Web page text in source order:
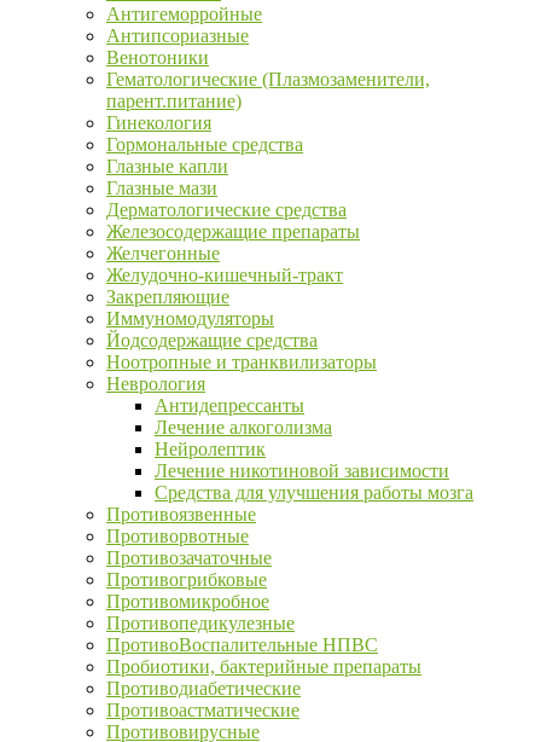
Антигеморройные
Антипсориазные
Венотоники
Гематологические (Плазмозаменители,
парент.питание)
Гинекология
Гормональные средства
Глазные капли
Глазные мази
Дерматологические средства
Железосодержащие препараты
Желчегонные
Желудочно-кишечный-тракт
Закрепляющие
Иммуномодуляторы
Йодсодержащие средства
Ноотропные и транквилизаторы
Неврология
Антидепрессанты
Лечение алкоголизма
Нейролептик
Лечение никотиновой зависимости
Средства для улучшения работы мозга
Противоязвенные
Противорвотные
Противозачаточные
Противогрибковые
Противомикробное
Противопедикулезные
ПротивоВоспалительные НПВС
Пробиотики, бактерийные препараты
Противодиабетические
Противоастматические
Противовирусные